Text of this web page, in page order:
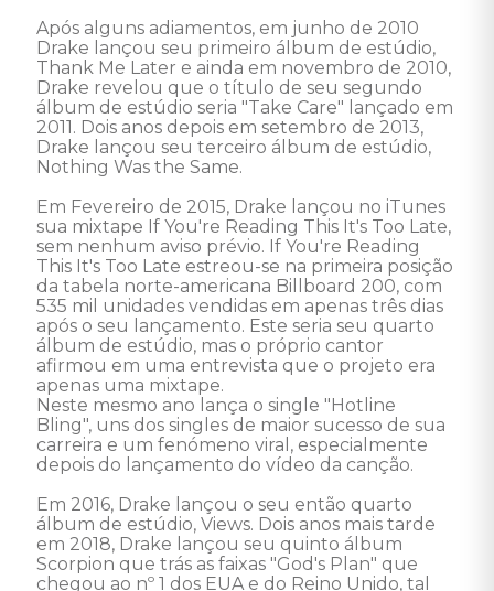
Após alguns adiamentos, em junho de 2010
Drake lançou seu primeiro álbum de estúdio,
Thank Me Later e ainda em novembro de 2010,
Drake revelou que o título de seu segundo
álbum de estúdio seria "Take Care" lançado em
2011. Dois anos depois em setembro de 2013,
Drake lançou seu terceiro álbum de estúdio,
Nothing Was the Same.
Em Fevereiro de 2015, Drake lançou no iTunes
sua mixtape If You're Reading This It's Too Late,
sem nenhum aviso prévio. If You're Reading
This It's Too Late estreou-se na primeira posição
da tabela norte-americana Billboard 200, com
535 mil unidades vendidas em apenas três dias
após o seu lançamento. Este seria seu quarto
álbum de estúdio, mas o próprio cantor
afirmou em uma entrevista que o projeto era
apenas uma mixtape.
Neste mesmo ano lança o single "Hotline
Bling", uns dos singles de maior sucesso de sua
carreira e um fenómeno viral, especialmente
depois do lançamento do vídeo da canção.
Em 2016, Drake lançou o seu então quarto
álbum de estúdio, Views. Dois anos mais tarde
em 2018, Drake lançou seu quinto álbum
Scorpion que trás as faixas "God's Plan" que
chegou ao nº 1 dos EUA e do Reino Unido, tal